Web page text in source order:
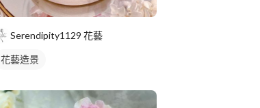
Serendipity1129 花藝
花藝造景